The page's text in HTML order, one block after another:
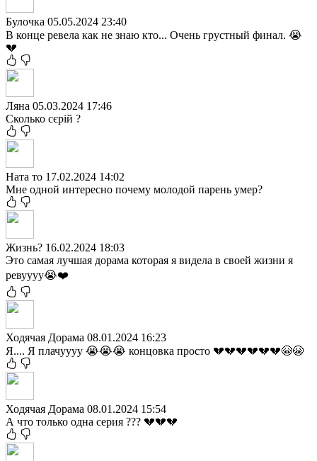
Булочка 05.05.2024 23:40
В конце ревела как не знаю кто... Очень грустный финал. 😭
💔
Ляна 05.03.2024 17:46
Сколько сєрій ?
Ната то 17.02.2024 14:02
Мне одной интересно почему молодой парень умер?
Жизнь? 16.02.2024 18:03
Это самая лучшая дорама которая я видела в своей жизни я
ревуууу😭❤️
Ходячая Дорама 08.01.2024 16:23
Я.... Я плачуууу 😭😭😭 концовка просто 💔💔💔💔💔💔😭😭
Ходячая Дорама 08.01.2024 15:54
А что только одна серия ??? 💔💔💔